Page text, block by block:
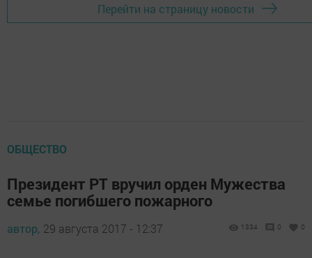
Перейти на страницу новости
ОБЩЕСТВО
Президент РТ вручил орден Мужества
семье погибшего пожарного
автор, 29 августа 2017 - 12:37 1334 0 0